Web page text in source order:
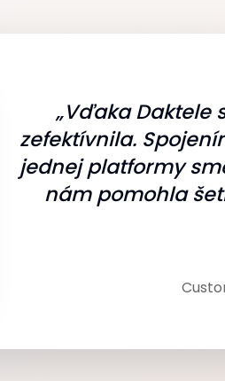
„Vďaka Daktele
zefektívnila.
jednej platformy
nám pomohla